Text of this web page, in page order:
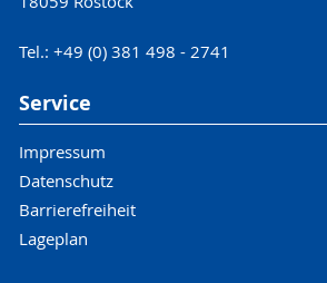
Tel.: +49 (0) 381 498 - 2741
Service
Impressum
Datenschutz
Barrierefreiheit
Lageplan